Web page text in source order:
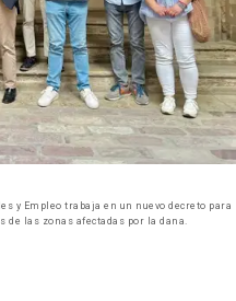
y Empleo trabaja en un nuevo decreto para
las zonas afectadas por la dana.